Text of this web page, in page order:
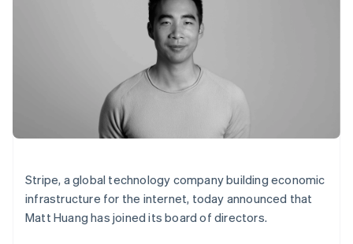
Versneld afrekenen
Connections
Platforms
Per branche
AI-bedrijven
Creator economy
tijd
Verzekering
Media en entertainment
bieden
Betaalkaarten uitgeven
die door stablecoins
worden gedekt
Diensten voorzien en
beheren met agents
App-integraties
Voorbeelden van code
Developerblog
API-status
Productroadmap
Jaarlijks congres
Sessions
Vacatures
Stripe Newsroom
Stripe Press
Contact
Neem contact op
Partner worden
Stripe, a global technology company building economic
infrastructure for the internet, today announced that
Matt Huang has joined its board of directors.
Liechtenstein
English
Luxemburg
FrançaisDeutsch English
Maleisië